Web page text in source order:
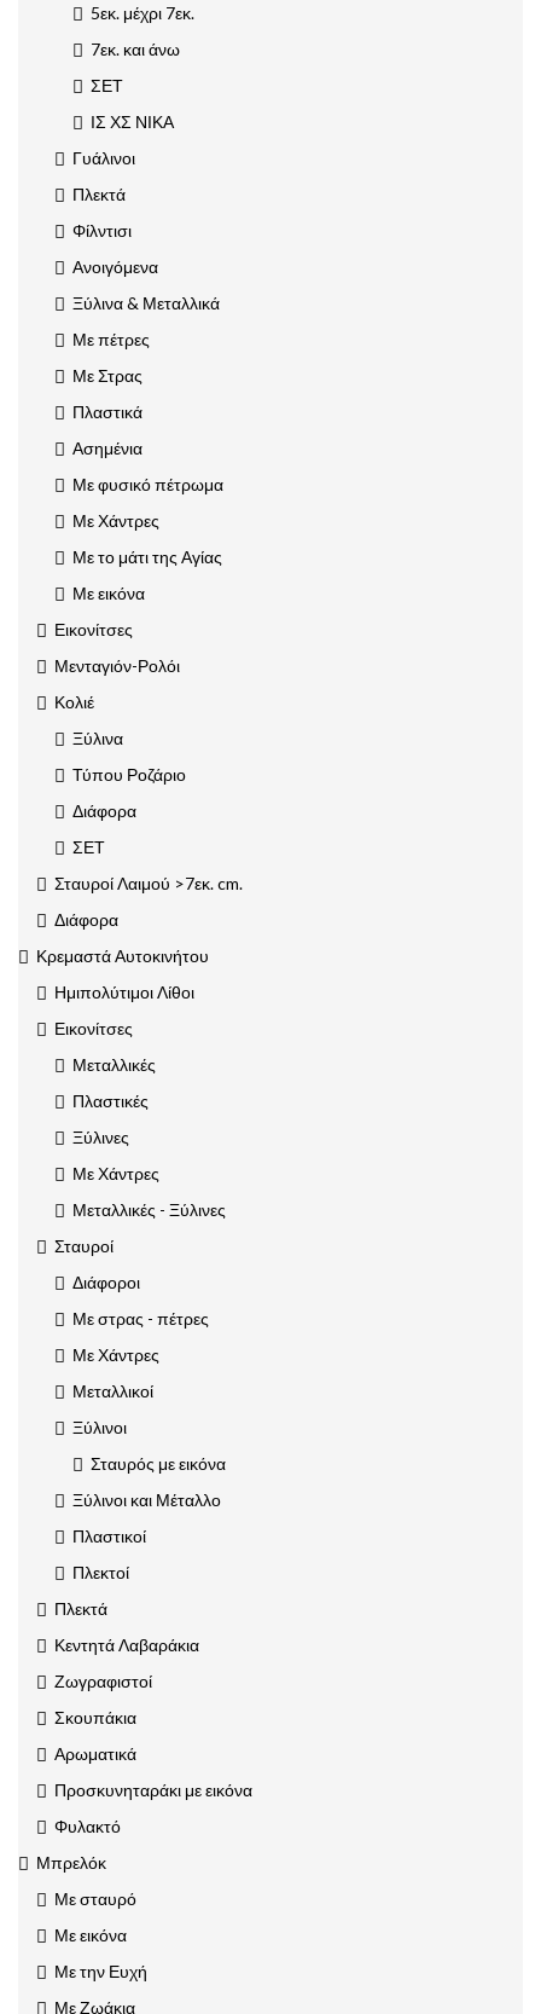
5εκ. μέχρι 7εκ.
7εκ. και άνω
ΣΕΤ
ΙΣ ΧΣ ΝΙΚΑ
Γυάλινοι
Πλεκτά
Φίλντισι
Ανοιγόμενα
Ξύλινα & Μεταλλικά
Με πέτρες
Με Στρας
Πλαστικά
Ασημένια
Με φυσικό πέτρωμα
Με Χάντρες
Με το μάτι της Αγίας
Με εικόνα
Εικονίτσες
Μενταγιόν-Ρολόι
Κολιέ
Ξύλινα
Τύπου Ροζάριο
Διάφορα
ΣΕΤ
Σταυροί Λαιμού >7εκ. cm.
Διάφορα
Κρεμαστά Αυτοκινήτου
Ημιπολύτιμοι Λίθοι
Εικονίτσες
Μεταλλικές
Πλαστικές
Ξύλινες
Με Χάντρες
Μεταλλικές - Ξύλινες
Σταυροί
Διάφοροι
Με στρας - πέτρες
Με Χάντρες
Μεταλλικοί
Ξύλινοι
Σταυρός με εικόνα
Ξύλινοι και Μέταλλο
Πλαστικοί
Πλεκτοί
Πλεκτά
Κεντητά Λαβαράκια
Ζωγραφιστοί
Σκουπάκια
Αρωματικά
Προσκυνηταράκι με εικόνα
Φυλακτό
Μπρελόκ
Με σταυρό
Με εικόνα
Με την Ευχή
Με Ζωάκια